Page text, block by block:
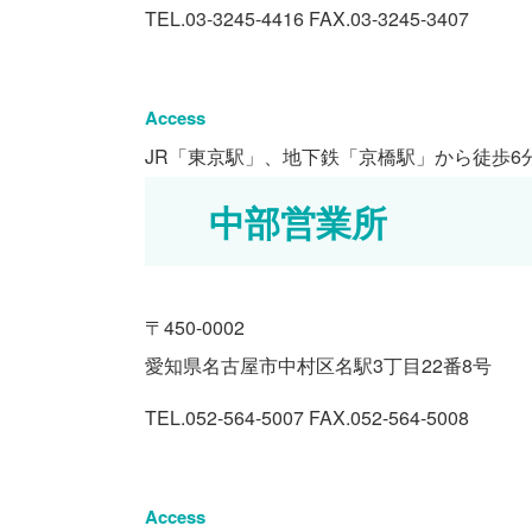
TEL.03-3245-4416 FAX.03-3245-3407
Access
JR「東京駅」、地下鉄「京橋駅」から徒歩6
中部営業所
〒450-0002
愛知県名古屋市中村区名駅3丁目22番8号
TEL.052-564-5007 FAX.052-564-5008
Access